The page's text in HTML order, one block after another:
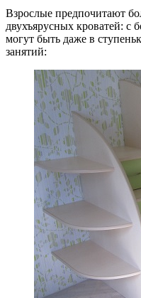
Взрослые предпочитают
двухъярусных кроватей: с
могут быть даже в
занятий: